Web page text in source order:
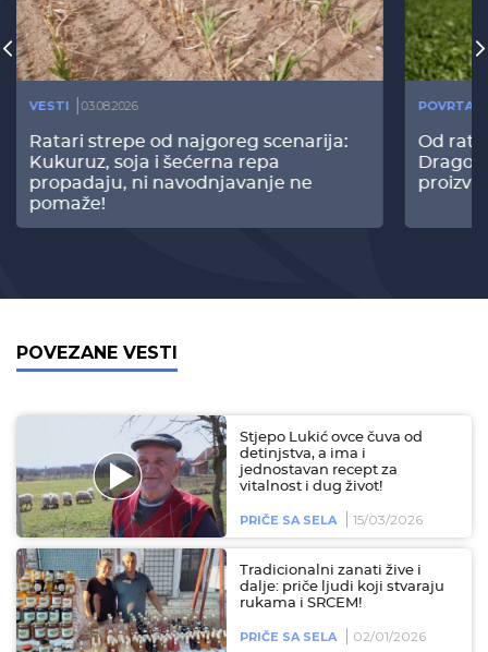
VESTI 03.08.2026
Ratari strepe od najgoreg scenarija:
Kukuruz, soja i šećerna repa
propadaju, ni navodnjavanje ne
pomaže!
Od
POVEZANE VESTI
Stjepo Lukić ovce čuva od
detinjstva, a ima i
jednostavan recept za
vitalnost i dug život!
PRIČE SA SELA 15/03/2026
Tradicionalni zanati žive i
dalje: priče ljudi koji stvaraju
rukama i SRCEM!
PRIČE SA SELA 02/01/2026